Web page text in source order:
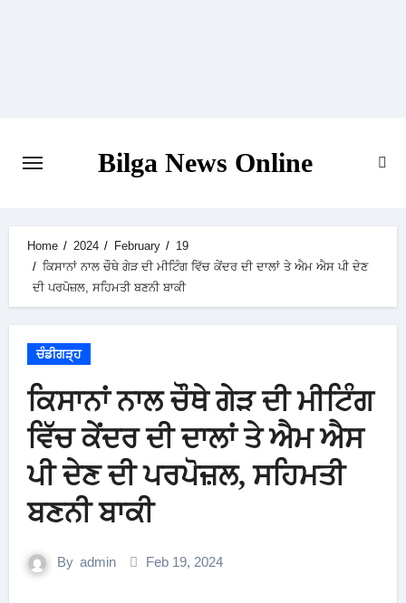
Bilga News Online
Home 2024 February
19
ਕਿਸਾਨਾਂ ਨਾਲ ਚੌਥੇ ਗੇੜ ਦੀ ਮੀਟਿੰਗ ਵਿੱਚ ਕੇਂਦਰ ਦੀ ਦਾਲਾਂ ਤੇ ਐਮ ਐਸ ਪੀ ਦੇਣ
ਦੀ ਪਰਪੋਜ਼ਲ, ਸਹਿਮਤੀ ਬਣਨੀ ਬਾਕੀ
ਚੰਡੀਗੜ੍ਹ
ਕਿਸਾਨਾਂ ਨਾਲ ਚੌਥੇ ਗੇੜ ਦੀ ਮੀਟਿੰਗ
ਵਿੱਚ ਕੇਂਦਰ ਦੀ ਦਾਲਾਂ ਤੇ ਐਮ ਐਸ
ਪੀ ਦੇਣ ਦੀ ਪਰਪੋਜ਼ਲ, ਸਹਿਮਤੀ
ਬਣਨੀ ਬਾਕੀ
By admin Feb 19, 2024